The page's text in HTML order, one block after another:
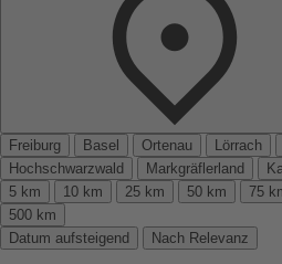
Freiburg
Basel Ortenau Lörrach
Hochschwarzwald
Markgräflerland
5 km
10 km 25 km 50 km 75
500 km
Datum aufsteigend
Nach Relevanz